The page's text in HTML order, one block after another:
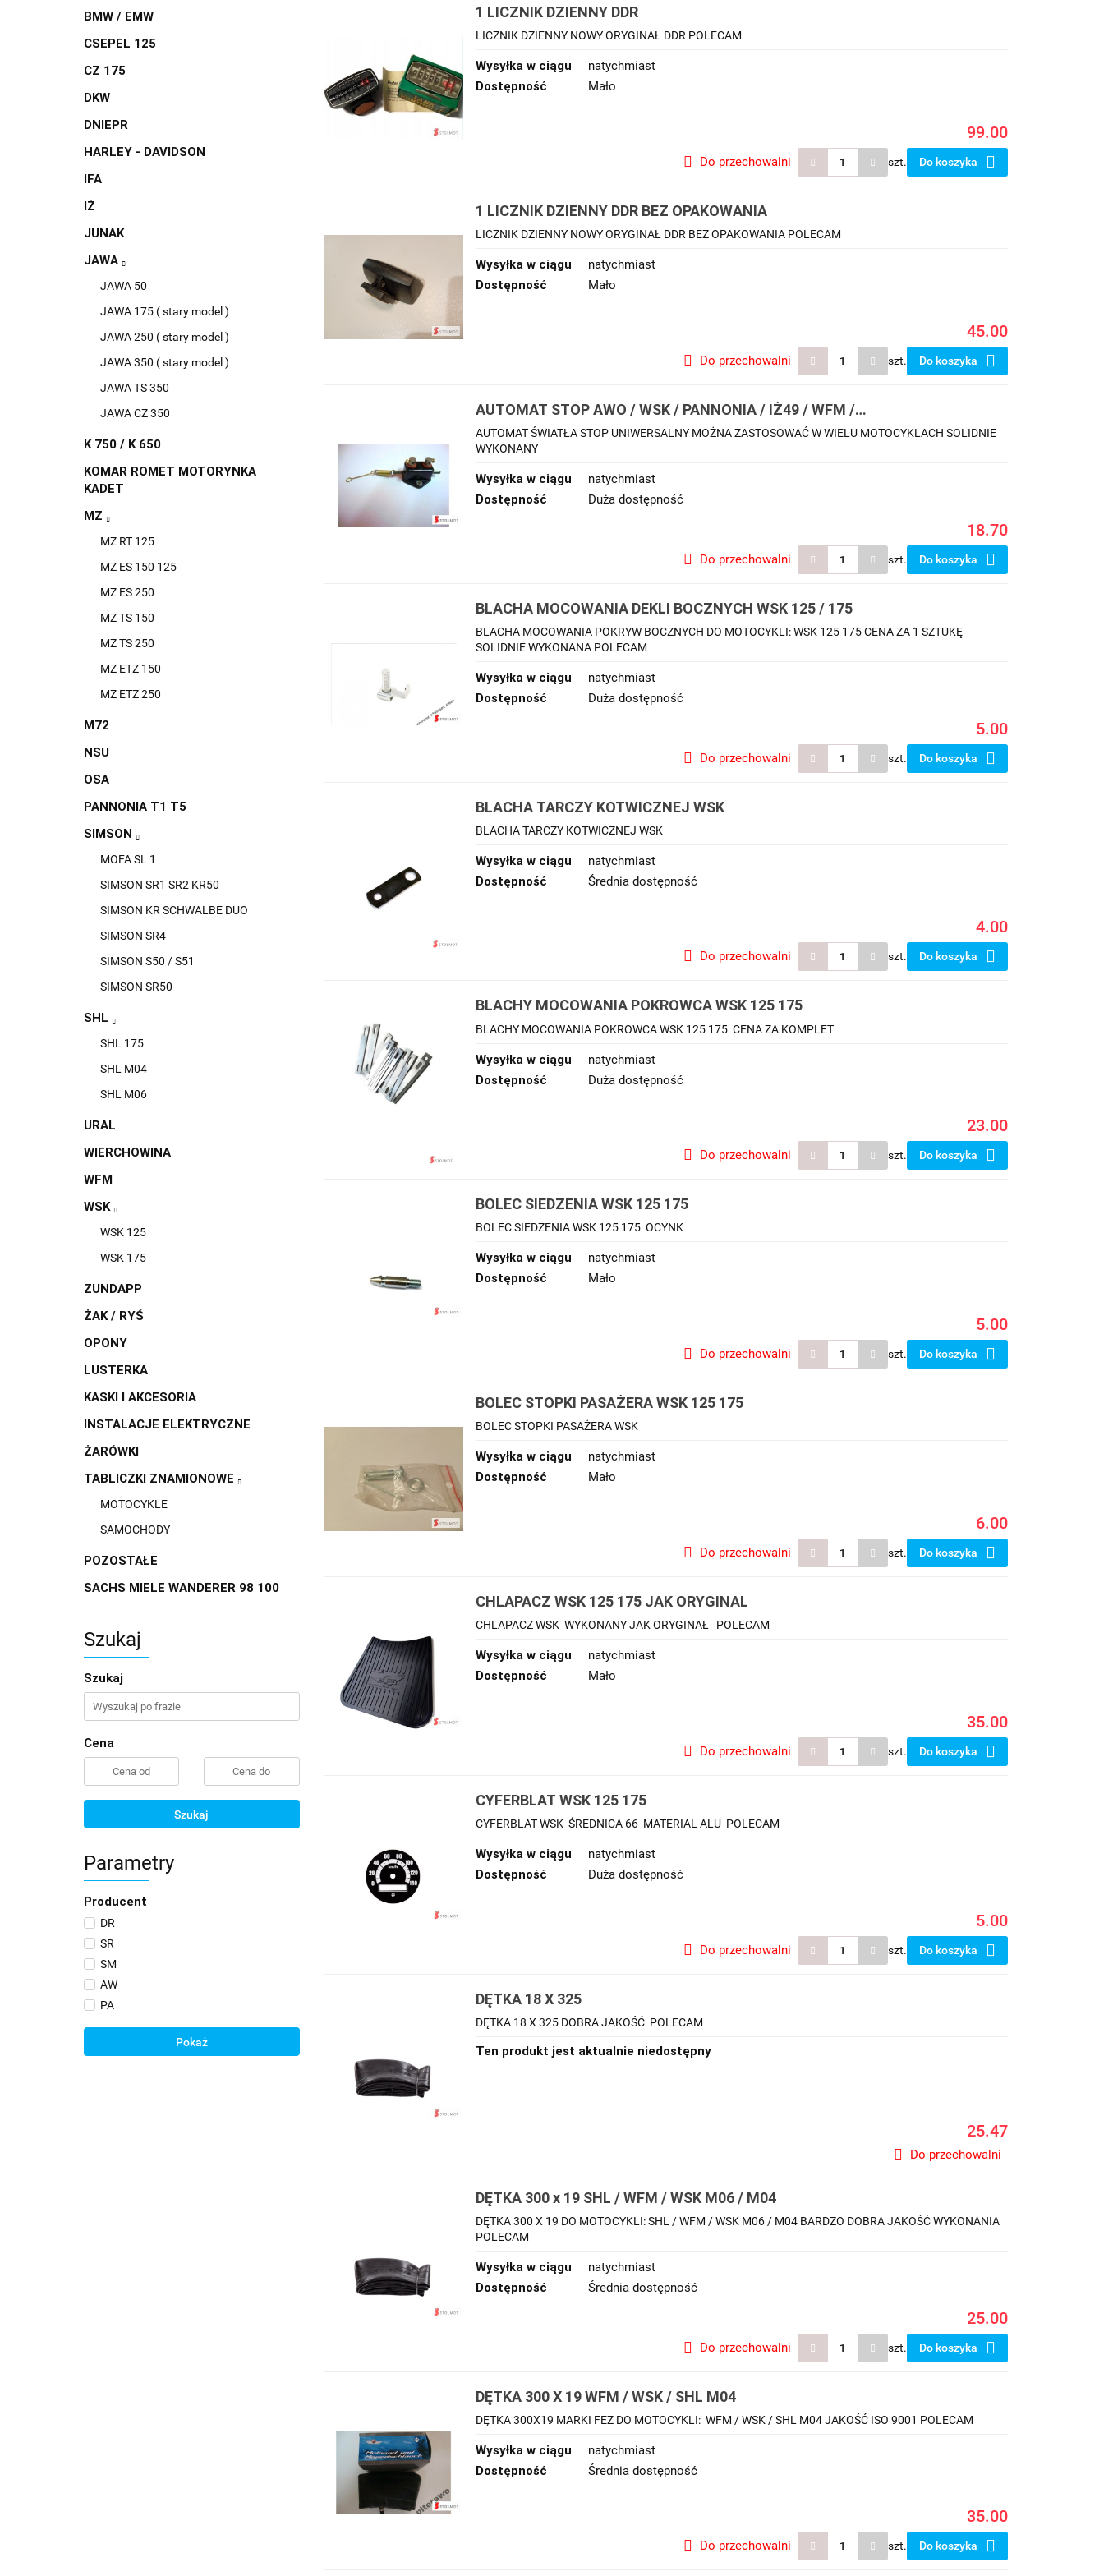
BMW / EMW
CSEPEL 125
CZ 175
DKW
DNIEPR
HARLEY - DAVIDSON
IFA
IŻ
JUNAK
JAWA
JAWA 50
JAWA 175 ( stary model )
JAWA 250 ( stary model )
JAWA 350 ( stary model )
JAWA TS 350
JAWA CZ 350
K 750 / K 650
KOMAR ROMET MOTORYNKA
KADET
MZ
MZ RT 125
MZ ES 150 125
MZ ES 250
MZ TS 150
MZ TS 250
MZ ETZ 150
MZ ETZ 250
M72
NSU
OSA
PANNONIA T1 T5
SIMSON
MOFA SL 1
SIMSON SR1 SR2 KR50
SIMSON KR SCHWALBE DUO
SIMSON SR4
SIMSON S50 / S51
SIMSON SR50
SHL
SHL 175
SHL M04
SHL M06
URAL
WIERCHOWINA
WFM
WSK
WSK 125
WSK 175
ZUNDAPP
ŻAK / RYŚ
OPONY
LUSTERKA
KASKI I AKCESORIA
INSTALACJE ELEKTRYCZNE
ŻARÓWKI
TABLICZKI ZNAMIONOWE
MOTOCYKLE
SAMOCHODY
POZOSTAŁE
SACHS MIELE WANDERER 98 100
Szukaj
Szukaj
Cena
Szukaj
Parametry
Producent
DR
SR
SM
AW
PA
Pokaż
1 LICZNIK DZIENNY DDR
LICZNIK DZIENNY NOWY ORYGINAŁ DDR POLECAM
Wysyłka w ciągu
natychmiast
Dostępność
Mało
99.00
szt. Do koszyka
Do przechowalni
1 LICZNIK DZIENNY DDR BEZ OPAKOWANIA
LICZNIK DZIENNY NOWY ORYGINAŁ DDR BEZ OPAKOWANIA POLECAM
Wysyłka w ciągu
natychmiast
Dostępność
Mało
45.00
szt. Do koszyka
Do przechowalni
AUTOMAT STOP AWO / WSK / PANNONIA / IŻ49 / WFM /
WSK
AUTOMAT ŚWIATŁA STOP UNIWERSALNY MOŻNA ZASTOSOWAĆ W WIELU MOTOCYKLACH SOLIDNIE
WYKONANY
Wysyłka w ciągu
natychmiast
Dostępność
Duża dostępność
18.70
szt. Do koszyka
Do przechowalni
BLACHA MOCOWANIA DEKLI BOCZNYCH WSK 125 / 175
BLACHA MOCOWANIA POKRYW BOCZNYCH DO MOTOCYKLI: WSK 125 175 CENA ZA 1 SZTUKĘ
SOLIDNIE WYKONANA POLECAM
Wysyłka w ciągu
natychmiast
Dostępność
Duża dostępność
5.00
szt. Do koszyka
Do przechowalni
BLACHA TARCZY KOTWICZNEJ WSK
BLACHA TARCZY KOTWICZNEJ WSK
Wysyłka w ciągu
natychmiast
Dostępność
Średnia dostępność
4.00
szt. Do koszyka
Do przechowalni
BLACHY MOCOWANIA POKROWCA WSK 125 175
BLACHY MOCOWANIA POKROWCA WSK 125 175 CENA ZA KOMPLET
Wysyłka w ciągu
natychmiast
Dostępność
Duża dostępność
23.00
szt. Do koszyka
Do przechowalni
BOLEC SIEDZENIA WSK 125 175
BOLEC SIEDZENIA WSK 125 175 OCYNK
Wysyłka w ciągu
natychmiast
Dostępność
Mało
5.00
szt. Do koszyka
Do przechowalni
BOLEC STOPKI PASAŻERA WSK 125 175
BOLEC STOPKI PASAŻERA WSK
Wysyłka w ciągu
natychmiast
Dostępność
Mało
6.00
szt. Do koszyka
Do przechowalni
CHLAPACZ WSK 125 175 JAK ORYGINAL
CHLAPACZ WSK WYKONANY JAK ORYGINAŁ POLECAM
Wysyłka w ciągu
natychmiast
Dostępność
Mało
35.00
szt. Do koszyka
Do przechowalni
CYFERBLAT WSK 125 175
CYFERBLAT WSK ŚREDNICA 66 MATERIAL ALU POLECAM
Wysyłka w ciągu
natychmiast
Dostępność
Duża dostępność
5.00
szt. Do koszyka
Do przechowalni
DĘTKA 18 X 325
DĘTKA 18 X 325 DOBRA JAKOŚĆ POLECAM
Ten produkt jest aktualnie niedostępny
25.47
Do przechowalni
DĘTKA 300 x 19 SHL / WFM / WSK M06 / M04
DĘTKA 300 X 19 DO MOTOCYKLI: SHL / WFM / WSK M06 / M04 BARDZO DOBRA JAKOŚĆ WYKONANIA
POLECAM
Wysyłka w ciągu
natychmiast
Dostępność
Średnia dostępność
25.00
szt. Do koszyka
Do przechowalni
DĘTKA 300 X 19 WFM / WSK / SHL M04
DĘTKA 300X19 MARKI FEZ DO MOTOCYKLI: WFM / WSK / SHL M04 JAKOŚĆ ISO 9001 POLECAM
Wysyłka w ciągu
natychmiast
Dostępność
Średnia dostępność
35.00
szt. Do koszyka
Do przechowalni